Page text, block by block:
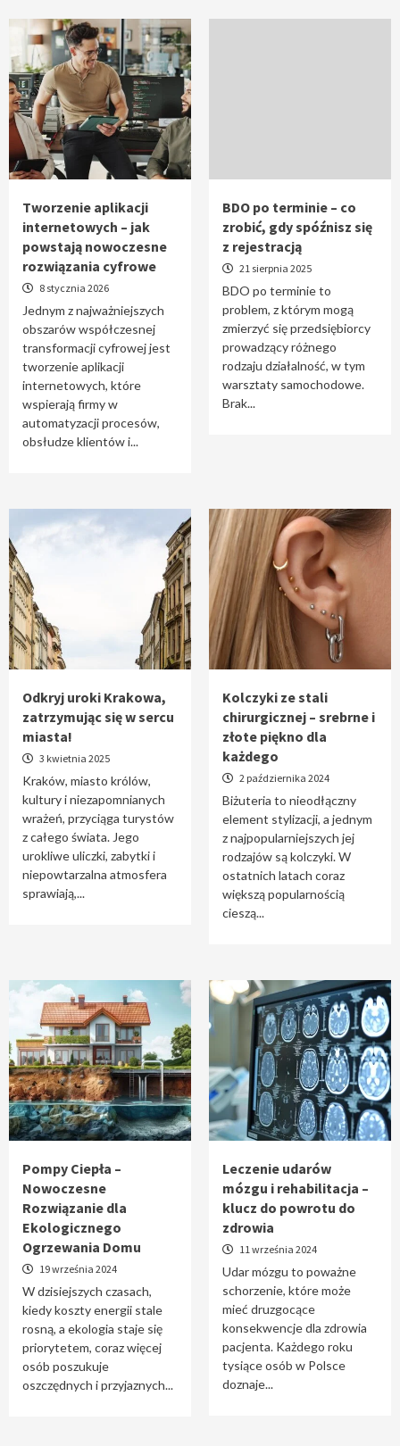
Tworzenie aplikacji
internetowych – jak
powstają nowoczesne
rozwiązania cyfrowe
8 stycznia 2026
Jednym z najważniejszych
obszarów współczesnej
transformacji cyfrowej jest
tworzenie aplikacji
internetowych, które
wspierają firmy w
automatyzacji procesów,
obsłudze klientów i...
BDO po terminie – co
zrobić, gdy spóźnisz się
z rejestracją
21 sierpnia 2025
BDO po terminie to
problem, z którym mogą
zmierzyć się przedsiębiorcy
prowadzący różnego
rodzaju działalność, w tym
warsztaty samochodowe.
Brak...
Odkryj uroki Krakowa,
zatrzymując się w sercu
miasta!
3 kwietnia 2025
Kraków, miasto królów,
kultury i niezapomnianych
wrażeń, przyciąga turystów
z całego świata. Jego
urokliwe uliczki, zabytki i
niepowtarzalna atmosfera
sprawiają,...
Kolczyki ze stali
chirurgicznej – srebrne i
złote piękno dla
każdego
2 października 2024
Biżuteria to nieodłączny
element stylizacji, a jednym
z najpopularniejszych jej
rodzajów są kolczyki. W
ostatnich latach coraz
większą popularnością
cieszą...
Pompy Ciepła –
Nowoczesne
Rozwiązanie dla
Ekologicznego
Ogrzewania Domu
19 września 2024
W dzisiejszych czasach,
kiedy koszty energii stale
rosną, a ekologia staje się
priorytetem, coraz więcej
osób poszukuje
oszczędnych i przyjaznych...
Leczenie udarów
mózgu i rehabilitacja –
klucz do powrotu do
zdrowia
11 września 2024
Udar mózgu to poważne
schorzenie, które może
mieć druzgocące
konsekwencje dla zdrowia
pacjenta. Każdego roku
tysiące osób w Polsce
doznaje...